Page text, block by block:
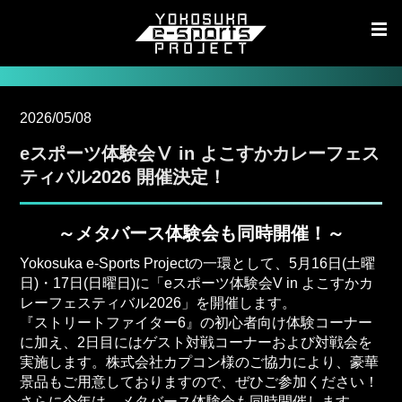
2026/05/08
eスポーツ体験会Ⅴ in よこすかカレーフェス
ティバル2026 開催決定！
～メタバース体験会も同時開催！～
Yokosuka e-Sports Projectの一環として、5月16日(土曜
日)・17日(日曜日)に「eスポーツ体験会V in よこすかカ
レーフェスティバル2026」を開催します。
『ストリートファイター6』の初心者向け体験コーナー
に加え、2日目にはゲスト対戦コーナーおよび対戦会を
実施します。株式会社カプコン様のご協力により、豪華
景品もご用意しておりますので、ぜひご参加ください！